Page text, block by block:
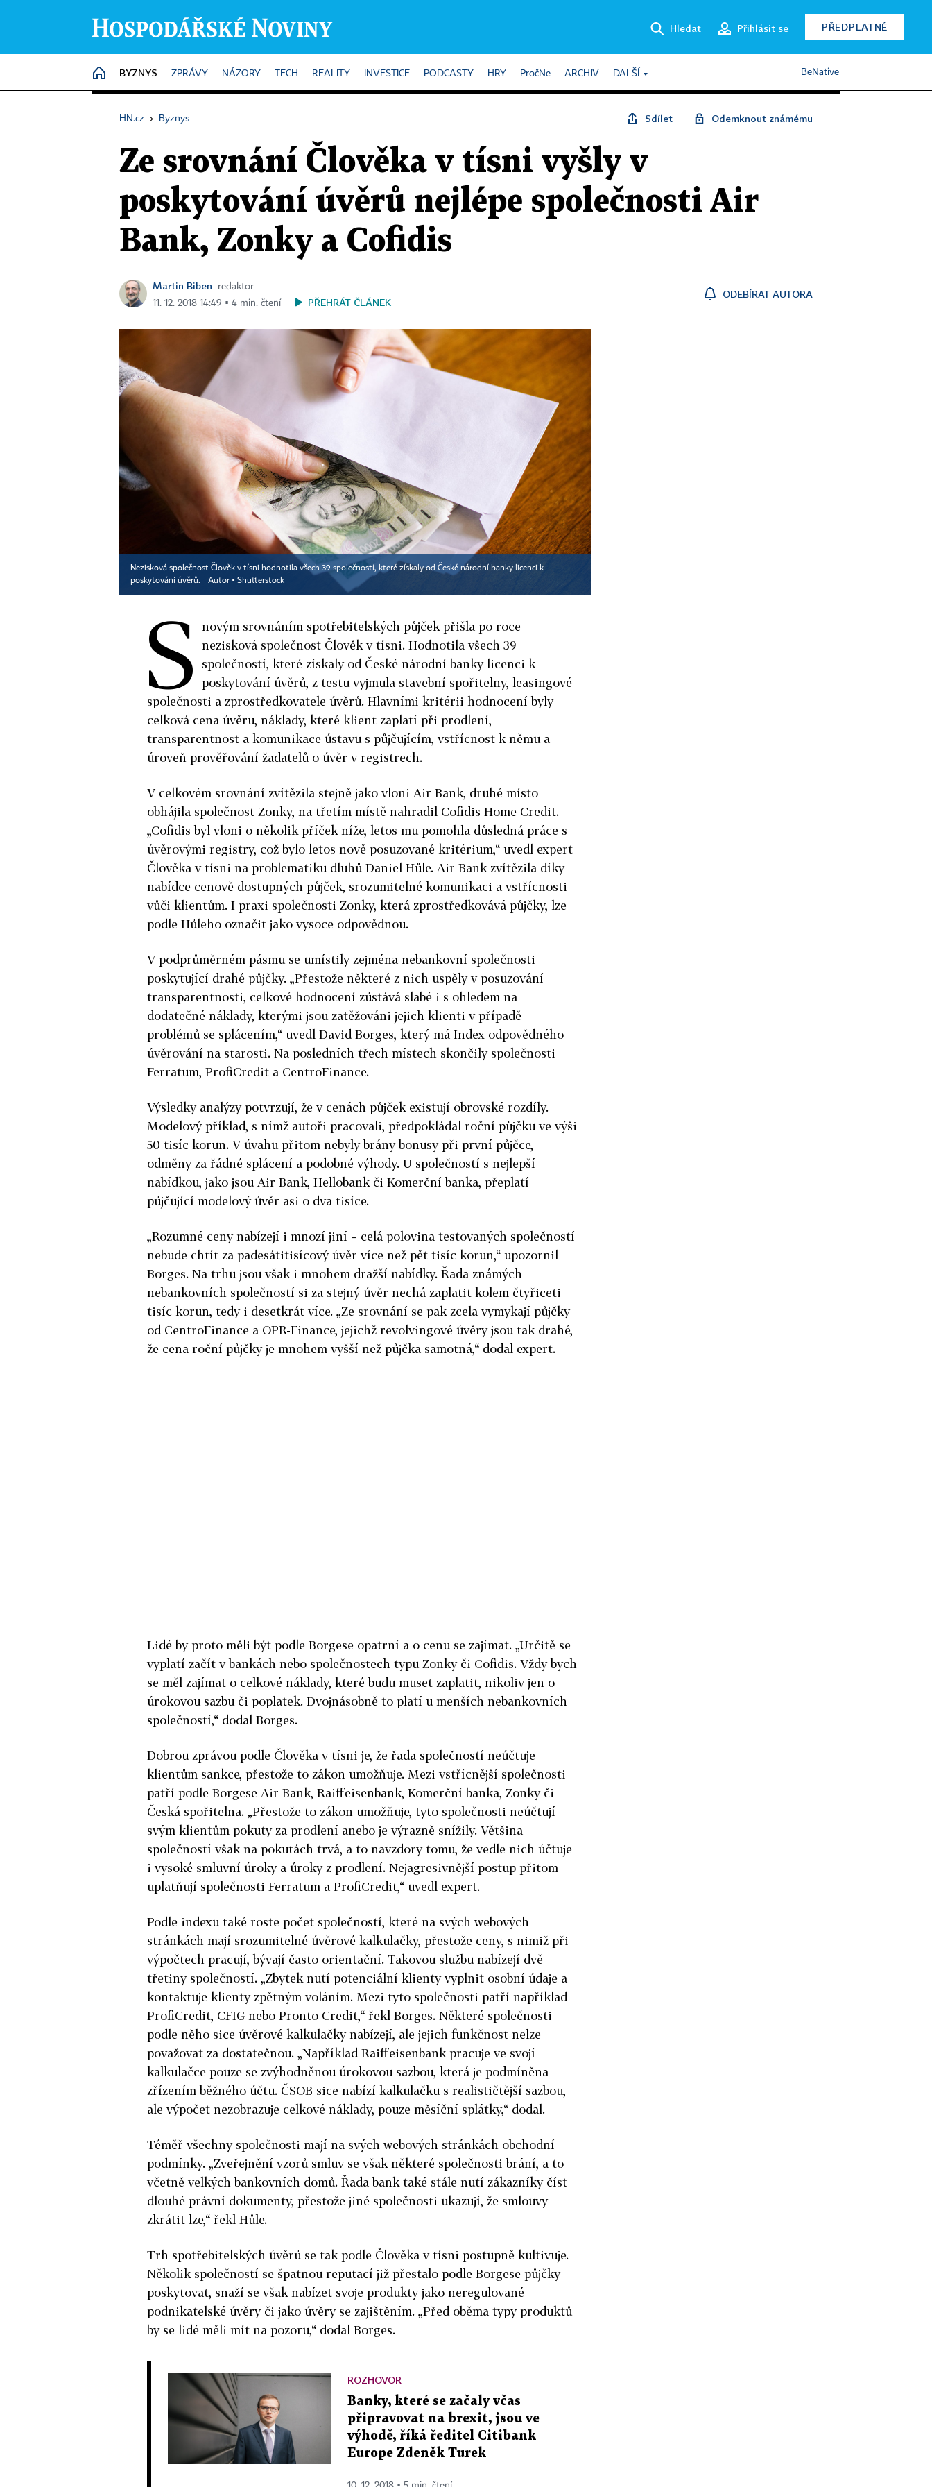
Hledat Přihlásit se PŘEDPLATNÉ
HOME
BYZNYS ZPRÁVY NÁZORY TECH REALITY INVESTICE PODCASTY HRY PročNe ARCHIV DALŠÍ BeNative
HN.cz › Byznys Sdílet Odemknout známému
Ze srovnání Člověka v tísni vyšly v
poskytování úvěrů nejlépe společnosti Air
Bank, Zonky a Cofidis
Martin Biben
redaktor
11. 12. 2018 14:49 ▪ 4 min. čtení
PŘEHRÁT ČLÁNEK
ODEBÍRAT AUTORA
Nezisková společnost Člověk v tísni hodnotila všech 39 společností, které získaly od České národní banky licenci k
poskytování úvěrů.
Autor ▪ Shutterstock
S
novým srovnáním spotřebitelských půjček přišla po roce
nezisková společnost Člověk v tísni. Hodnotila všech 39
společností, které získaly od České národní banky licenci k
poskytování úvěrů, z testu vyjmula stavební spořitelny, leasingové
společnosti a zprostředkovatele úvěrů. Hlavními kritérii hodnocení byly
celková cena úvěru, náklady, které klient zaplatí při prodlení,
transparentnost a komunikace ústavu s půjčujícím, vstřícnost k němu a
úroveň prověřování žadatelů o úvěr v registrech.
V celkovém srovnání zvítězila stejně jako vloni Air Bank, druhé místo
obhájila společnost Zonky, na třetím místě nahradil Cofidis Home Credit.
„Cofidis byl vloni o několik příček níže, letos mu pomohla důsledná práce s
úvěrovými registry, což bylo letos nově posuzované kritérium,“ uvedl expert
Člověka v tísni na problematiku dluhů Daniel Hůle. Air Bank zvítězila díky
nabídce cenově dostupných půjček, srozumitelné komunikaci a vstřícnosti
vůči klientům. I praxi společnosti Zonky, která zprostředkovává půjčky, lze
podle Hůleho označit jako vysoce odpovědnou.
V podprůměrném pásmu se umístily zejména nebankovní společnosti
poskytující drahé půjčky. „Přestože některé z nich uspěly v posuzování
transparentnosti, celkové hodnocení zůstává slabé i s ohledem na
dodatečné náklady, kterými jsou zatěžováni jejich klienti v případě
problémů se splácením,“ uvedl David Borges, který má Index odpovědného
úvěrování na starosti. Na posledních třech místech skončily společnosti
Ferratum, ProfiCredit a CentroFinance.
Výsledky analýzy potvrzují, že v cenách půjček existují obrovské rozdíly.
Modelový příklad, s nímž autoři pracovali, předpokládal roční půjčku ve výši
50 tisíc korun. V úvahu přitom nebyly brány bonusy při první půjčce,
odměny za řádné splácení a podobné výhody. U společností s nejlepší
nabídkou, jako jsou Air Bank, Hellobank či Komerční banka, přeplatí
půjčující modelový úvěr asi o dva tisíce.
„Rozumné ceny nabízejí i mnozí jiní – celá polovina testovaných společností
nebude chtít za padesátitisícový úvěr více než pět tisíc korun,“ upozornil
Borges. Na trhu jsou však i mnohem dražší nabídky. Řada známých
nebankovních společností si za stejný úvěr nechá zaplatit kolem čtyřiceti
tisíc korun, tedy i desetkrát více. „Ze srovnání se pak zcela vymykají půjčky
od CentroFinance a OPR-Finance, jejichž revolvingové úvěry jsou tak drahé,
že cena roční půjčky je mnohem vyšší než půjčka samotná,“ dodal expert.
Lidé by proto měli být podle Borgese opatrní a o cenu se zajímat. „Určitě se
vyplatí začít v bankách nebo společnostech typu Zonky či Cofidis. Vždy bych
se měl zajímat o celkové náklady, které budu muset zaplatit, nikoliv jen o
úrokovou sazbu či poplatek. Dvojnásobně to platí u menších nebankovních
společností,“ dodal Borges.
Dobrou zprávou podle Člověka v tísni je, že řada společností neúčtuje
klientům sankce, přestože to zákon umožňuje. Mezi vstřícnější společnosti
patří podle Borgese Air Bank, Raiffeisenbank, Komerční banka, Zonky či
Česká spořitelna. „Přestože to zákon umožňuje, tyto společnosti neúčtují
svým klientům pokuty za prodlení anebo je výrazně snížily. Většina
společností však na pokutách trvá, a to navzdory tomu, že vedle nich účtuje
i vysoké smluvní úroky a úroky z prodlení. Nejagresivnější postup přitom
uplatňují společnosti Ferratum a ProfiCredit,“ uvedl expert.
Podle indexu také roste počet společností, které na svých webových
stránkách mají srozumitelné úvěrové kalkulačky, přestože ceny, s nimiž při
výpočtech pracují, bývají často orientační. Takovou službu nabízejí dvě
třetiny společností. „Zbytek nutí potenciální klienty vyplnit osobní údaje a
kontaktuje klienty zpětným voláním. Mezi tyto společnosti patří například
ProfiCredit, CFIG nebo Pronto Credit,“ řekl Borges. Některé společnosti
podle něho sice úvěrové kalkulačky nabízejí, ale jejich funkčnost nelze
považovat za dostatečnou. „Například Raiffeisenbank pracuje ve svojí
kalkulačce pouze se zvýhodněnou úrokovou sazbou, která je podmíněna
zřízením běžného účtu. ČSOB sice nabízí kalkulačku s realističtější sazbou,
ale výpočet nezobrazuje celkové náklady, pouze měsíční splátky,“ dodal.
Téměř všechny společnosti mají na svých webových stránkách obchodní
podmínky. „Zveřejnění vzorů smluv se však některé společnosti brání, a to
včetně velkých bankovních domů. Řada bank také stále nutí zákazníky číst
dlouhé právní dokumenty, přestože jiné společnosti ukazují, že smlouvy
zkrátit lze,“ řekl Hůle.
Trh spotřebitelských úvěrů se tak podle Člověka v tísni postupně kultivuje.
Několik společností se špatnou reputací již přestalo podle Borgese půjčky
poskytovat, snaží se však nabízet svoje produkty jako neregulované
podnikatelské úvěry či jako úvěry se zajištěním. „Před oběma typy produktů
by se lidé měli mít na pozoru,“ dodal Borges.
ROZHOVOR
Banky, které se začaly včas
připravovat na brexit, jsou ve
výhodě, říká ředitel Citibank
Europe Zdeněk Turek